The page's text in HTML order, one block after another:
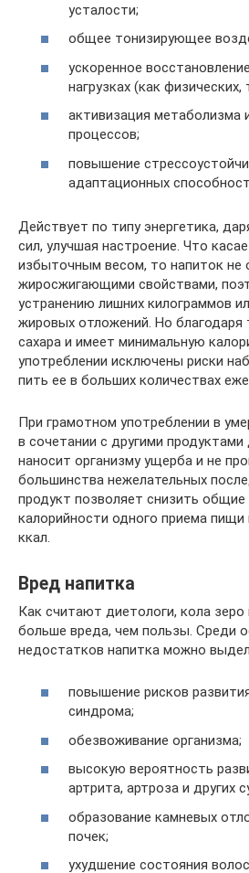
усталости;
общее тонизирующее
ускоренное
нагрузках (как
активизация метаболизма
процессов;
повышение
адаптационных
Действует по типу энергетика,
сил, улучшая настроение. Что
избыточным весом, то напиток не
жиросжигающими свойствами,
устранению лишних килограммов
жировых отложений. Но благодаря
сахара и имеет минимальную
употреблении исключены риски
пить ее в больших количествах
При грамотном употреблении в
в сочетании с другими продуктами
наносит организму ущерба и не
большинства нежелательных
продукт позволяет снизить общие
калорийности одного приема пищи
ккал.
Вред напитка
Как считают диетологи, кола зеро
больше вреда, чем пользы. Среди
недостатков напитка можно
повышение рисков
синдрома;
обезвоживание организма;
высокую вероятность
артрита, артроза и других
образование камневых
почек;
ухудшение состояния